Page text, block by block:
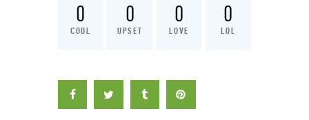
0
COOL
0
UPSET
0
LOVE
0
LOL